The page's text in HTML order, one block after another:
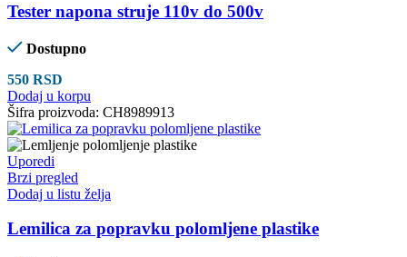
Tester napona struje 110v do 500v
Dostupno
550 RSD
Dodaj u korpu
Šifra proizvoda: CH8989913
Uporedi
Brzi pregled
Dodaj u listu želja
Lemilica za popravku polomljene plastike